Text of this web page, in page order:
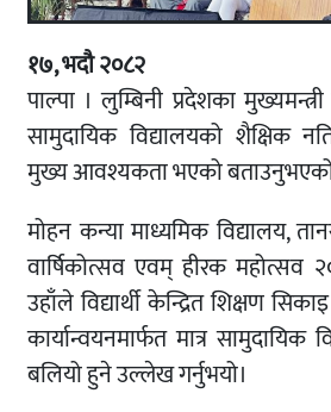
१७, भदौ २०८२
पाल्पा । लुम्बिनी प्रदेशका
सामुदायिक विद्यालयको शैक्षिक
मुख्य आवश्यकता भएको
मोहन कन्या माध्यमिक विद्यालय,
वार्षिकोत्सव एवम् हीरक महोत्सव
उहाँले विद्यार्थी केन्द्रित शिक्षण
कार्यान्वयनमार्फत मात्र सामुदायिक
बलियो हुने उल्लेख गर्नुभयो।